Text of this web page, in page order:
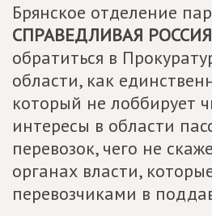
Брянское отделение
СПРАВЕДЛИВАЯ РОССИЯ
обратиться в
области, как
который не лоббирует
интересы в области
перевозок, чего не
органах власти,
перевозчиками в